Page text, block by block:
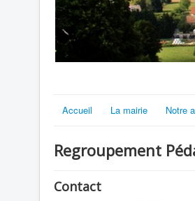
Accueil La mairie Notre
Regroupement
Contact